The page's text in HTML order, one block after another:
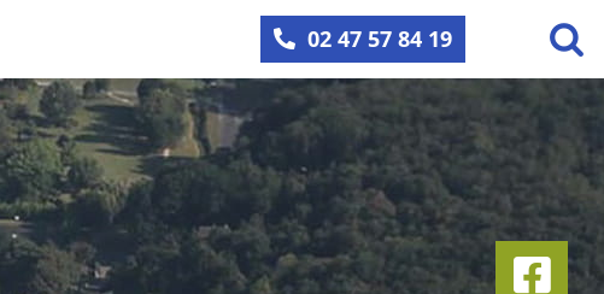
02 47 57 84 19